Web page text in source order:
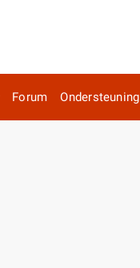
Forum Ondersteuning